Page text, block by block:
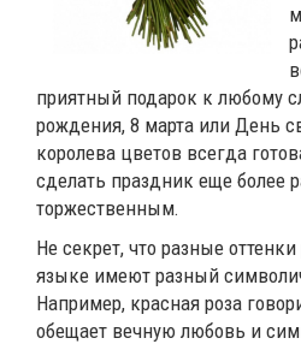
приятный подарок к любому
рождения, 8 марта или День
королева цветов всегда
сделать праздник еще более
торжественным.
Не секрет, что разные
языке имеют разный
Например, красная роза
обещает вечную любовь и